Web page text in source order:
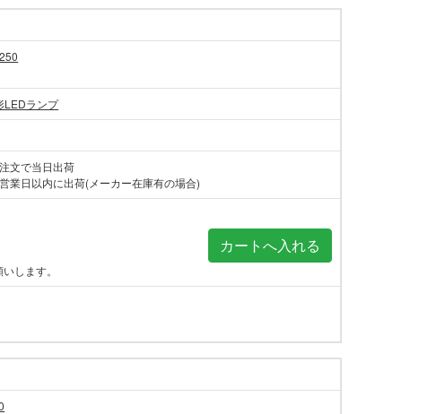
LEDランプ
文で当日出荷
業日以内に出荷(メーカー在庫有の場合)
します。